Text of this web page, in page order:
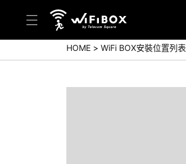
幫助／詢問
幫助中心(日本語)
HOME WiFi BOX安裝位置列表